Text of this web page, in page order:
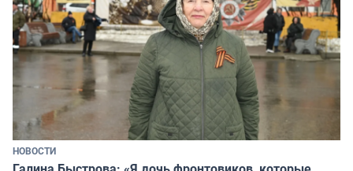
НОВОСТИ